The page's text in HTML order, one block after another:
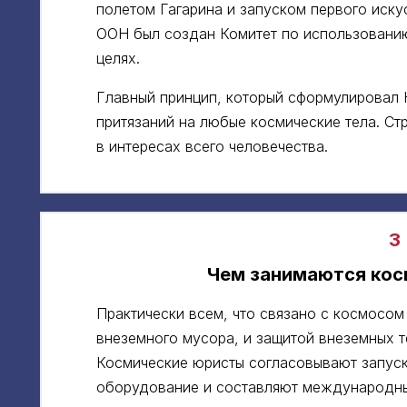
полетом Гагарина и запуском первого
ООН был создан Комитет по
целях.
Главный принцип, который сформулировал
притязаний на любые космические тела.
в интересах всего человечества.
3
Чем занимаются
Практически всем, что связано с
внеземного мусора, и защитой внеземных
Космические юристы согласовывают
оборудование и составляют